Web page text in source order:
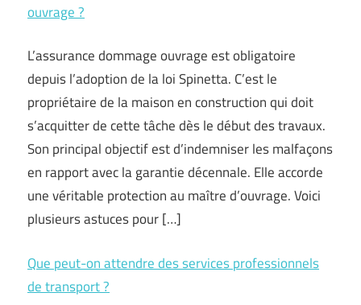
ouvrage ?
L’assurance dommage ouvrage est obligatoire
depuis l’adoption de la loi Spinetta. C’est le
propriétaire de la maison en construction qui doit
s’acquitter de cette tâche dès le début des travaux.
Son principal objectif est d’indemniser les malfaçons
en rapport avec la garantie décennale. Elle accorde
une véritable protection au maître d’ouvrage. Voici
plusieurs astuces pour […]
Que peut-on attendre des services professionnels
de transport ?